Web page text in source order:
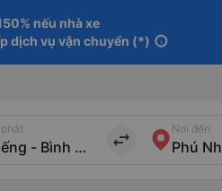
nếu nhà xe
dịch vụ vận chuyển (*) info
import_export
Nơi đến